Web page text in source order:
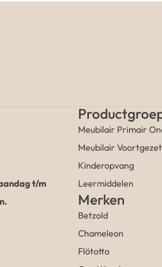
t/m
Meubilair Primair
Meubilair
Kinderopvang
Leermiddelen
Merken
Betzold
Chameleon
Flötotto